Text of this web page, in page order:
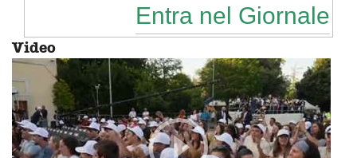
Entra nel Giornale
Video